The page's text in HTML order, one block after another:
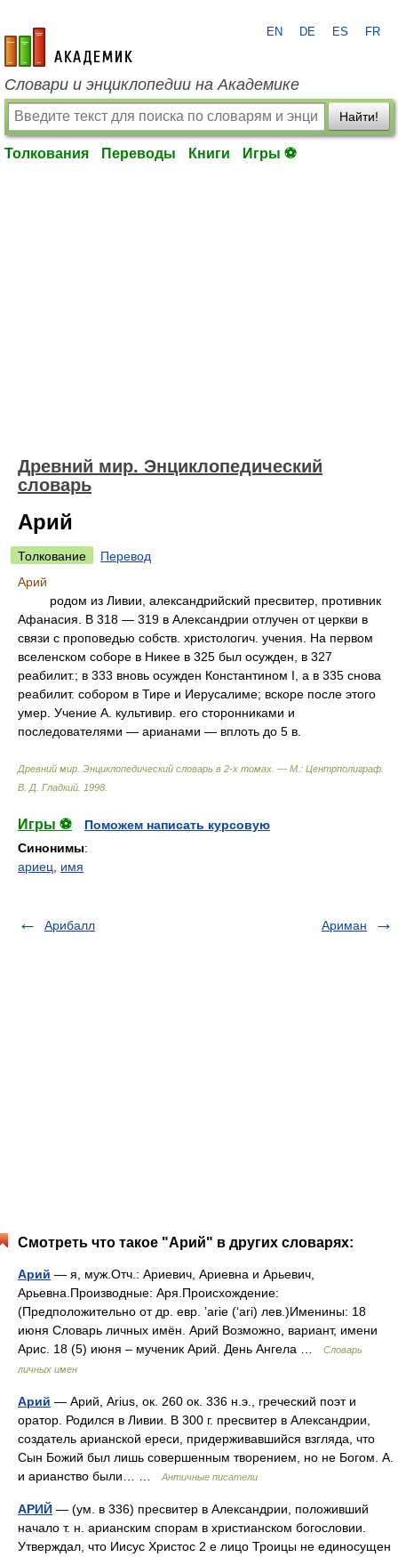
academic.ru
EN DE ES FR
Словари и энциклопедии на Академике
Найти!
Толкования Переводы Книги Игры ⚽
Древний мир. Энциклопедический
словарь
Арий
Толкование
Перевод
Арий
родом из Ливии, александрийский пресвитер, противник
Афанасия. В 318 — 319 в Александрии отлучен от церкви в
связи с проповедью собств. христологич. учения. На первом
вселенском соборе в Никее в 325 был осужден, в 327
реабилит.; в 333 вновь осужден Константином I, а в 335 снова
реабилит. собором в Тире и Иерусалиме; вскоре после этого
умер. Учение А. культивир. его сторонниками и
последователями — арианами — вплоть до 5 в.
Древний мир. Энциклопедический словарь в 2-х томах. — М.: Центрполиграф
В. Д. Гладкий 1998
Игры ⚽
Поможем написать курсовую
Синонимы:
ариец
имя
Арибалл Ариман
Смотреть что такое "Арий" в других словарях:
Арий — я, муж.Отч.: Ариевич, Ариевна и Арьевич,
Арьевна.Производные: Аря.Происхождение:
(Предположительно от др. евр. ’arie (‘ari) лев.)Именины: 18
июня Словарь личных имён. Арий Возможно, вариант, имени
Арис. 18 (5) июня – мученик Арий. День Ангела …
Словарь
личных имен
Арий — Арий, Arius, ок. 260 ок. 336 н.э., греческий поэт и
оратор. Родился в Ливии. В 300 г. пресвитер в Александрии,
создатель арианской ереси, придерживавшийся взгляда, что
Сын Божий был лишь совершенным творением, но не Богом. А.
и арианство были… …
Античные писатели
АРИЙ — (ум. в 336) пресвитер в Александрии, положивший
начало т. н. арианским спорам в христианском богословии.
Утверждал, что Иисус Христос 2 е лицо Троицы не единосущен